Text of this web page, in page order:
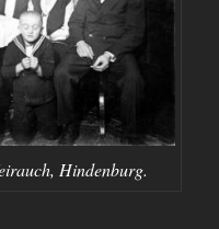
Hindenburg.